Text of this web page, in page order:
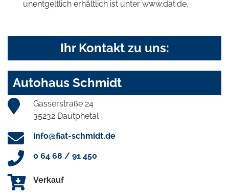
unentgeltlich erhältlich ist unter www.dat.de.
Ihr Kontakt zu uns:
Autohaus Schmidt
Gasserstraße 24
35232 Dautphetal
info@fiat-schmidt.de
0 64 68 / 91 450
Verkauf